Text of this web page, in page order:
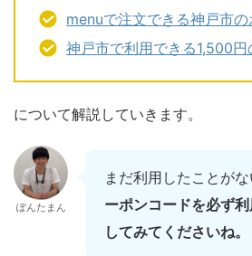
menuで注文できる神戸市の
神戸市で利用できる1,500円
について解説していきます。
ぽんたまん
まだ利用したことがな
ーポンコードを必ず
してみてくださいね。